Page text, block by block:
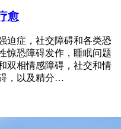
愈
迫症，社交障碍和各类恐
惊恐障碍发作，睡眠问题
双相情感障碍，社交和情
，以及精分…